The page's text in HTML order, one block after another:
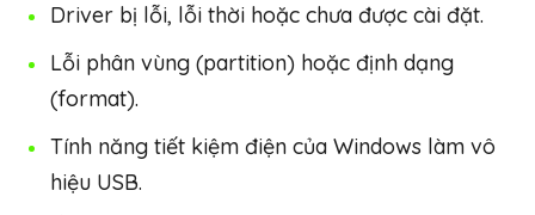
Driver bị lỗi, lỗi thời hoặc chưa được cài đặt.
Lỗi phân vùng (partition) hoặc định dạng
(format).
Tính năng tiết kiệm điện của Windows làm vô
hiệu USB.